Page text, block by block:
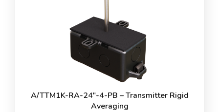
A/TTM1K-RA-24″-4-PB – Transmitter Rigid
Averaging